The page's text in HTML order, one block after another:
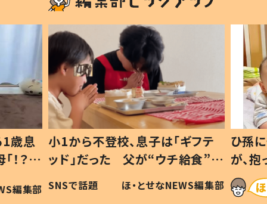
歳息
？」
編集部
小1から不登校、息子は「ギフテ
ッド」だった 父が“ウチ給食”を
作り続ける理由とは #令和の親
#令和の子
SNSで話題 ほ・とせなNEWS編集部
ひ孫
が、
「涙
い」